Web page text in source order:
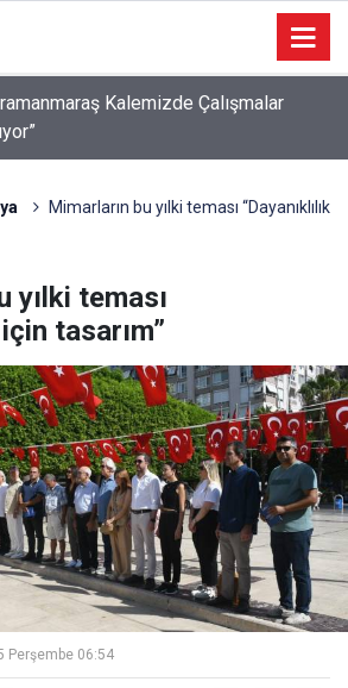
mobil uygulama
Mimarların bu yılki teması “Dayanıklılık
yılki teması
için tasarım”
Perşembe 06:54